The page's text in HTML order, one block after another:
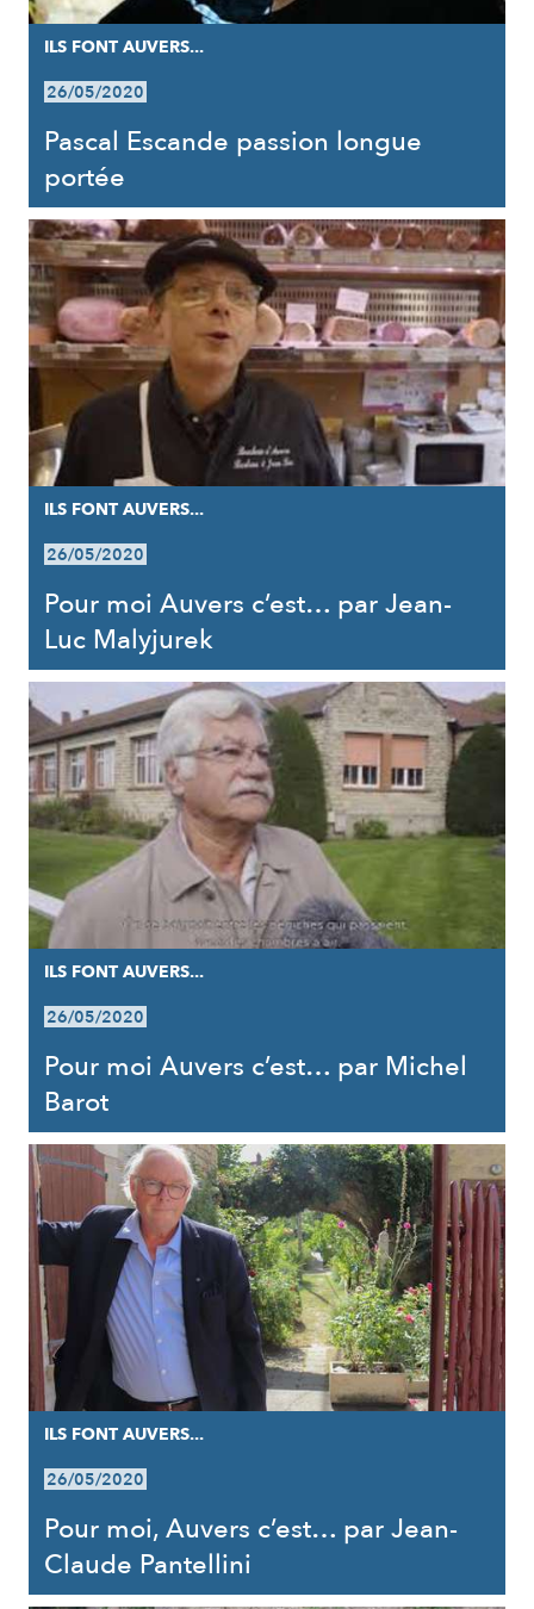
ILS FONT AUVERS...
26/05/2020
Pascal Escande passion longue
portée
ILS FONT AUVERS...
26/05/2020
Pour moi Auvers c’est… par Jean-
Luc Malyjurek
ILS FONT AUVERS...
26/05/2020
Pour moi Auvers c’est… par Michel
Barot
ILS FONT AUVERS...
26/05/2020
Pour moi, Auvers c’est… par Jean-
Claude Pantellini